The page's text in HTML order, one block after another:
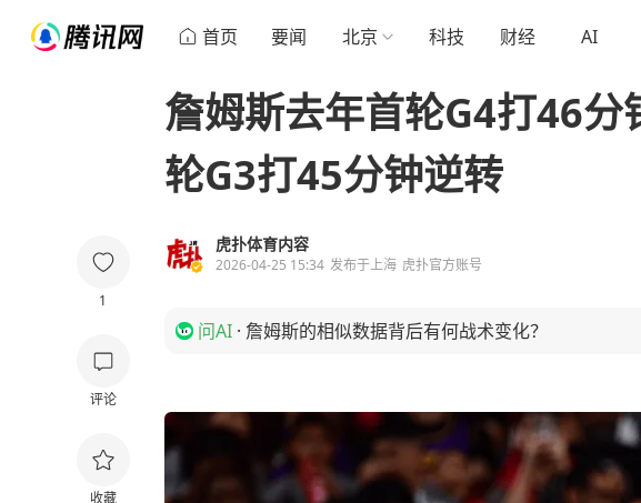
首页 要闻 北京 科技 财经 AI
1
评论
收藏
詹姆斯去年首轮G4打46分
轮G3打45分钟逆转
虎扑体育内容
2026-04-25 15:34 发布于上海 虎扑官方账号
问AI · 詹姆斯的相似数据背后有何战术变化？